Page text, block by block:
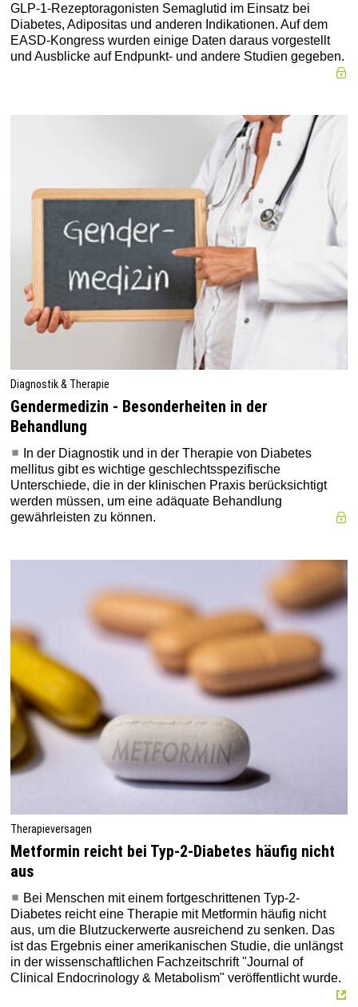
GLP-1-Rezeptoragonisten Semaglutid im Einsatz bei
Diabetes, Adipositas und anderen Indikationen. Auf dem
EASD-Kongress wurden einige Daten daraus vorgestellt
und Ausblicke auf Endpunkt- und andere Studien gegeben.
Diagnostik & Therapie
Gendermedizin - Besonderheiten in der
Behandlung
In der Diagnostik und in der Therapie von Diabetes
mellitus gibt es wichtige geschlechtsspezifische
Unterschiede, die in der klinischen Praxis berücksichtigt
werden müssen, um eine adäquate Behandlung
gewährleisten zu können.
Therapieversagen
Metformin reicht bei Typ-2-Diabetes häufig nicht
aus
Bei Menschen mit einem fortgeschrittenen Typ-2-
Diabetes reicht eine Therapie mit Metformin häufig nicht
aus, um die Blutzuckerwerte ausreichend zu senken. Das
ist das Ergebnis einer amerikanischen Studie, die unlängst
in der wissenschaftlichen Fachzeitschrift "Journal of
Clinical Endocrinology & Metabolism" veröffentlicht wurde.